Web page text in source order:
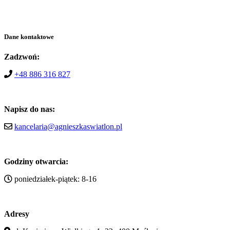
Dane kontaktowe
Zadzwoń:
+48 886 316 827
Napisz do nas:
kancelaria@agnieszkaswiatlon.pl
Godziny otwarcia:
poniedziałek-piątek: 8-16
Adresy